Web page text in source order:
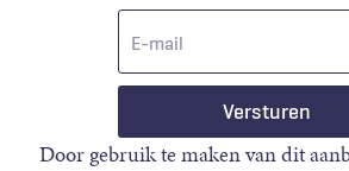
Door gebruik te maken van dit